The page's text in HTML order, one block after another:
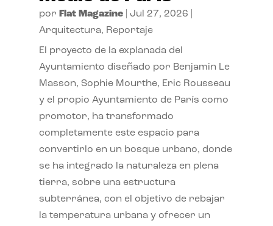
por Flat Magazine| Jul 27, 2026
Arquitectura, Reportaje
El proyecto de la explanada del
Ayuntamiento diseñado por Benjamin Le
Masson, Sophie Mourthe, Eric Rousseau
y el propio Ayuntamiento de París como
promotor, ha transformado
completamente este espacio para
convertirlo en un bosque urbano, donde
se ha integrado la naturaleza en plena
tierra, sobre una estructura
subterránea, con el objetivo de rebajar
la temperatura urbana y ofrecer un